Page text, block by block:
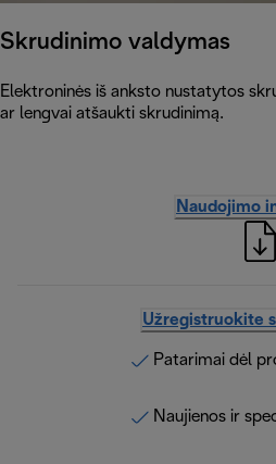
Skrudinimo valdymas
Elektroninės iš anksto nustatytos
ar lengvai atšaukti skrudinimą.
Naudojimo
Užregistruokite
Patarimai dėl
Naujienos ir